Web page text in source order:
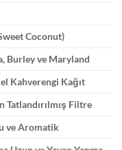
Coconut)
Burley ve Maryland
Kahverengi Kağıt
Tatlandırılmış Filtre
ve Aromatik